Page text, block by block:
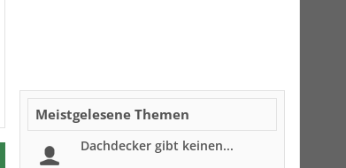
Meistgelesene Themen
Dachdecker gibt keinen...